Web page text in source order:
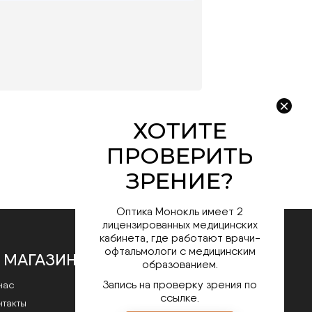
Оптика Монокль имеет 2
лицензированных медицинских
кабинета, где работают врачи-
офтальмологи с медицинским
образованием.
Запись на проверку зрения по
ссылке.